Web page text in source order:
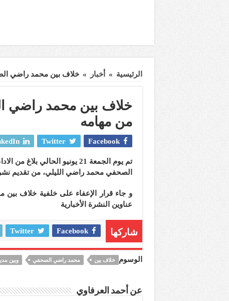
الرئيسية » أخبار » خلاف بين محمد راضي
خلاف بين محمد راضي
من مهامه
Facebook
Twitter
تم يوم الجمعة 21 يونيو الحالي
الصحفي محمد راضي الليلي، من تقديم
و جاء قرار الإعفاء على خلفية خلاف بين
عناوين النشرة الأخبارية
شاركها Facebook
Twitter
الوسوم خلاف بين محمد راضي الصحفي وبين
عن أحمد العرفاوي